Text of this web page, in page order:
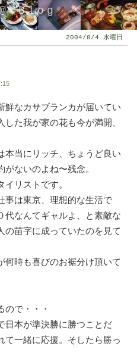
Blog
2004/8/4 水曜日
鮮なカサブランカが届いてい
た我が家の花も今が満開、
本当にリッチ、ちょうど良い
ないのよね〜残念。
リストです。
事は東京、理想的な生活で
代なんてギャルよ、と素敵な
の苗字に成っていたのを見て
何時も喜びのお裾分け頂いて
ので・・・
日本が準決勝に勝つことだ
て一緒に応援。そしたら勝っ